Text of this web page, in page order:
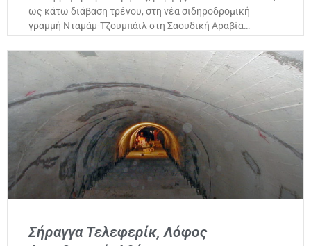
ως κάτω διάβαση τρένου, στη νέα σιδηροδρομική
γραμμή Νταμάμ-Τζουμπάιλ στη Σαουδική Αραβία…
Σήραγγα Τελεφερίκ, Λόφος